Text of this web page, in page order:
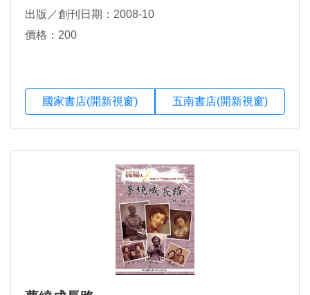
出版／創刊日期：2008-10
價格：200
國家書店(開新視窗) 五南書店(開新視窗)